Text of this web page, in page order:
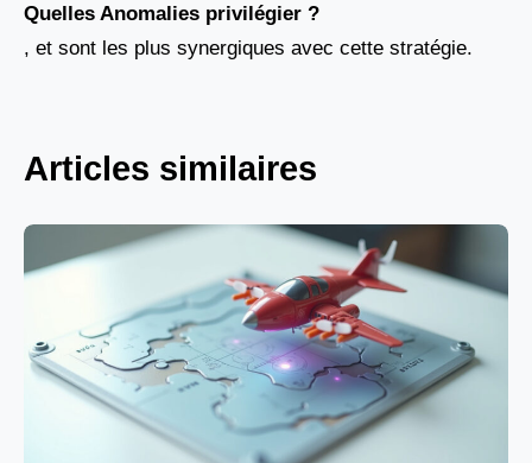
Quelles Anomalies privilégier ?
, et sont les plus synergiques avec cette stratégie.
Articles similaires